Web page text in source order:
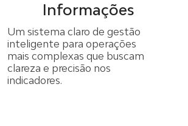
Informações
Um sistema claro de gestão
inteligente para operações
mais complexas que buscam
clareza e precisão nos
indicadores.